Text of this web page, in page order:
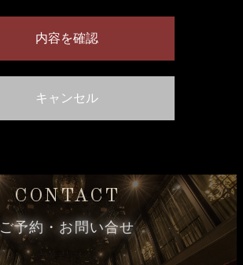
CONTACT
ご予約・お問い合せ